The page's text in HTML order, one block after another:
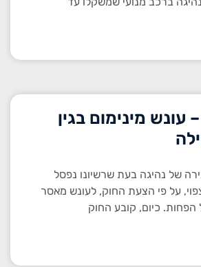
עונש מינימום בגין
של נהיגה בעת שרשיונו נפסל
על פי הצעת החוק, לעונש מאסר